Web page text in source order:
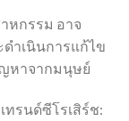
หกรรม อาจ
ำเนินการแก้ไข
หาจากมนุษย์
ทรนด์ซีโรเสิร์ช: